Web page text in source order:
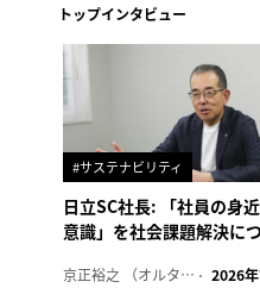
トップインタビュー
#サステナビリティ
日立SC社長: 「社員の身
意識」を社会課題解決に
京正裕之 （オルタナ副編集長） 2026